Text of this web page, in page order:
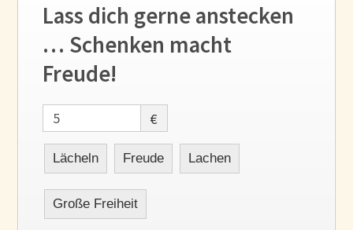
Lass dich gerne anstecken
… Schenken macht
Freude!
€
Lächeln Freude Lachen
Große Freiheit